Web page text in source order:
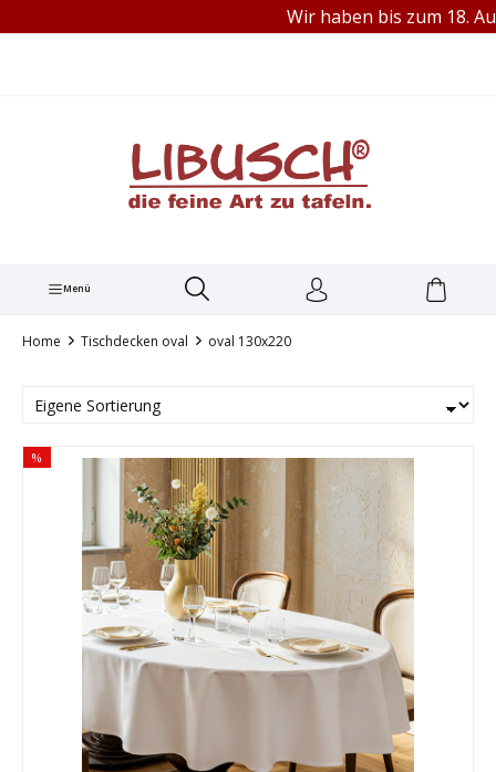
TEL.: +49 (0) 251 60656913Wir haben bis zum 18.
Menü
Home Tischdecken oval oval 130x220
%